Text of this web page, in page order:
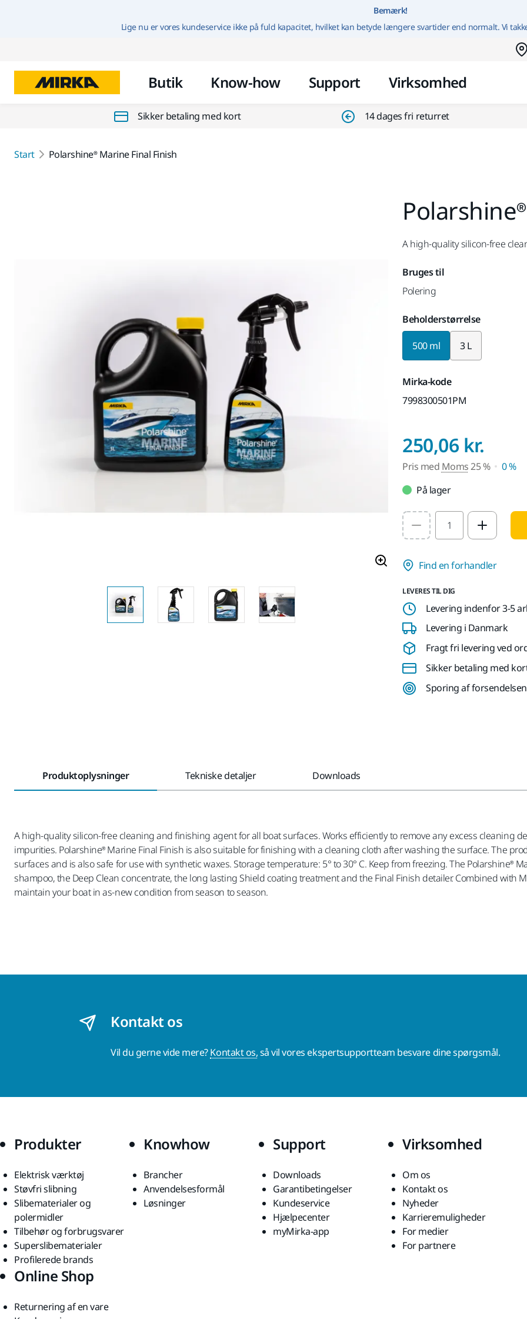
Gå til indhold
Bemærk!
Lige nu er vores kundeservice ikke på fuld kapacitet, hvilket kan betyde længere svartider end normalt. Vi
Butik Know-how Support Virksomhed
Sikker betaling med kort 14 dages fri returret
Start Polarshine® Marine Final Finish
A high-quality silicon-free
Bruges til
Polering
Beholderstørrelse
500 ml 3 L
Mirka-kode
7998300501PM
250,06 kr.
Pris med Moms25 %
0 %
På lager
Select quantity value
Find en forhandler
LEVERES TIL DIG
Levering indenfor 3-5
Levering i Danmark
Fragt fri levering ved
Sikker betaling med
Sporing af forsendelsen
Produktoplysninger Tekniske detaljer Downloads
A high-quality silicon-free cleaning and finishing agent for all boat surfaces. Works efficiently to remove any excess cleaning
impurities. Polarshine® Marine Final Finish is also suitable for finishing with a cleaning cloth after washing the surface. The
surfaces and is also safe for use with synthetic waxes. Storage temperature: 5° to 30° C. Keep from freezing. The Polarshine®
shampoo, the Deep Clean concentrate, the long lasting Shield coating treatment and the Final Finish detailer. Combined with
maintain your boat in as-new condition from season to season.
Kontakt os
Vil du gerne vide mere?Kontakt os,så vil vores ekspertsupportteam besvare dine spørgsmål.
Produkter
Elektrisk værktøj
Støvfri slibning
Slibematerialer og
polermidler
Tilbehør og forbrugsvarer
Superslibematerialer
Profilerede brands
Knowhow
Brancher
Anvendelsesformål
Løsninger
Support
Downloads
Garantibetingelser
Kundeservice
Hjælpecenter
myMirka-app
Virksomhed
Om os
Kontakt os
Nyheder
Karrieremuligheder
For medier
For partnere
Online Shop
Returnering af en vare